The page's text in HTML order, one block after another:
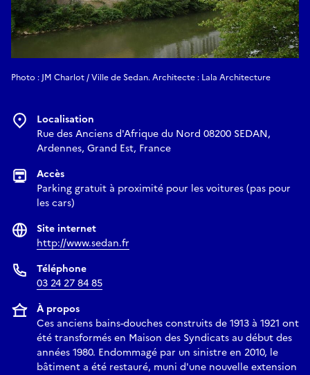
Photo : JM Charlot / Ville de Sedan. Architecte : Lala Architecture
Localisation
Rue des Anciens d'Afrique du Nord 08200 SEDAN,
Ardennes, Grand Est, France
Accès
Parking gratuit à proximité pour les voitures (pas pour
les cars)
Site internet
http://www.sedan.fr
Téléphone
03 24 27 84 85
À propos
Ces anciens bains-douches construits de 1913 à 1921 ont
été transformés en Maison des Syndicats au début des
années 1980. Endommagé par un sinistre en 2010, le
bâtiment a été restauré, muni d'une nouvelle extension